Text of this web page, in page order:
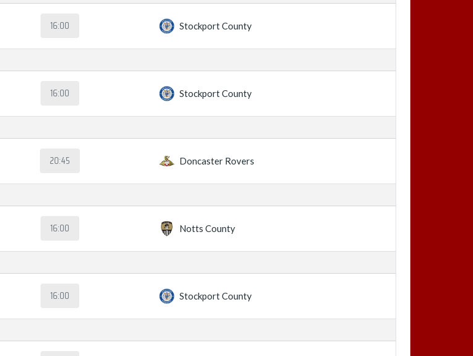
16:00 Stockport County
16:00 Stockport County
20:45 Doncaster Rovers
16:00 Notts County
16:00 Stockport County